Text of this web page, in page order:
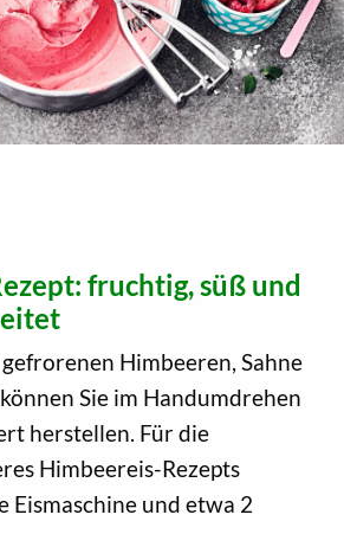
fruchtig, süß und
Himbeeren, Sahne
Sie im Handumdrehen
herstellen. Für die
Himbeereis-Rezepts
Eismaschine und etwa 2